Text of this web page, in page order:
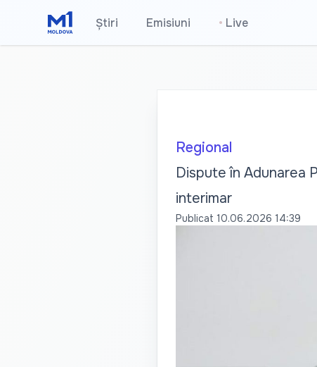
Știri Emisiuni • Live
Regional
Dispute în Adunarea
interimar
Publicat 10.06.2026 14:39